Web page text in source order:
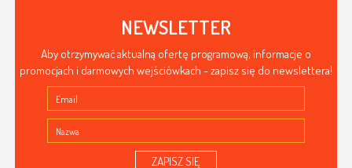
NEWSLETTER
Aby otrzymywać aktualną ofertę programową, informacje o
promocjach i darmowych wejściówkach - zapisz się do newslettera!
ZAPISZ SIĘ